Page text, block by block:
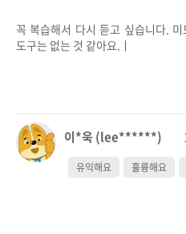
꼭 복습해서 다시 듣고 싶습니다.
도구는 없는 것 같아요.ㅣ
이*욱 (lee******)
유익해요 훌륭해요